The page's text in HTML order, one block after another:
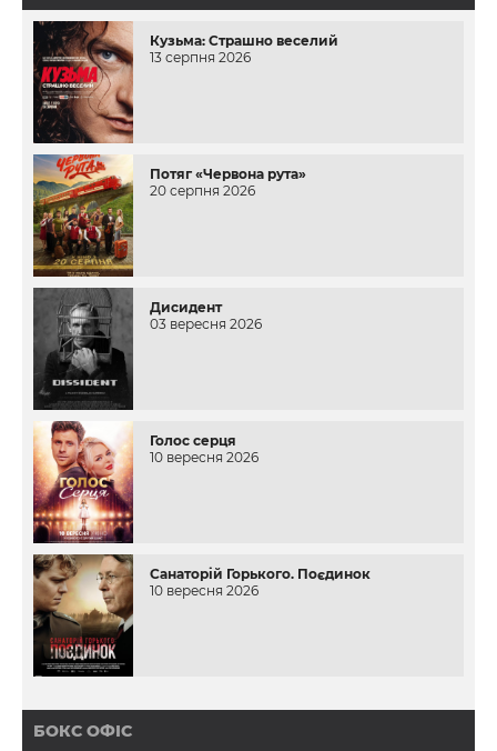
Кузьма: Страшно веселий
13 серпня 2026
Потяг «Червона рута»
20 серпня 2026
Дисидент
03 вересня 2026
Голос серця
10 вересня 2026
Санаторій Горького. Поєдинок
10 вересня 2026
БОКС ОФІС